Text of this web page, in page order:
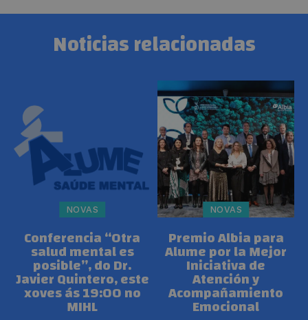
Noticias relacionadas
NOVAS
Conferencia “Otra
salud mental es
posible”, do Dr.
Javier Quintero, este
xoves ás 19:00 no
MIHL
NOVAS
Premio Albia para
Alume por la Mejor
Iniciativa de
Atención y
Acompañamiento
Emocional